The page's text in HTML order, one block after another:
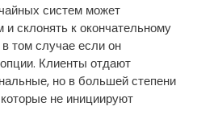
систем может
склонять к окончательному
том случае если он
Клиенты отдают
но в большей степени
не инициируют